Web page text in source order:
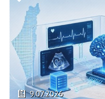
9.07.2026